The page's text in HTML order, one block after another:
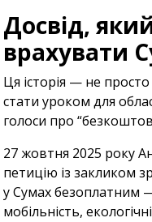
Досвід,
врахувати
Ця історія — не
стати уроком для
голоси про
27 жовтня 2025 року
петицію із закликом
у Сумах безоплатним
мобільність,